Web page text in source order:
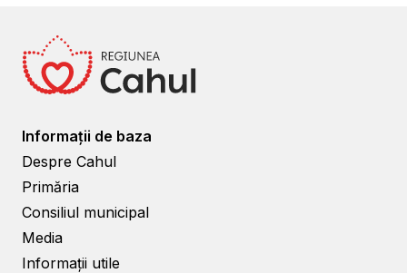
Informații de baza
Despre Cahul
Primăria
Consiliul municipal
Media
Informații utile